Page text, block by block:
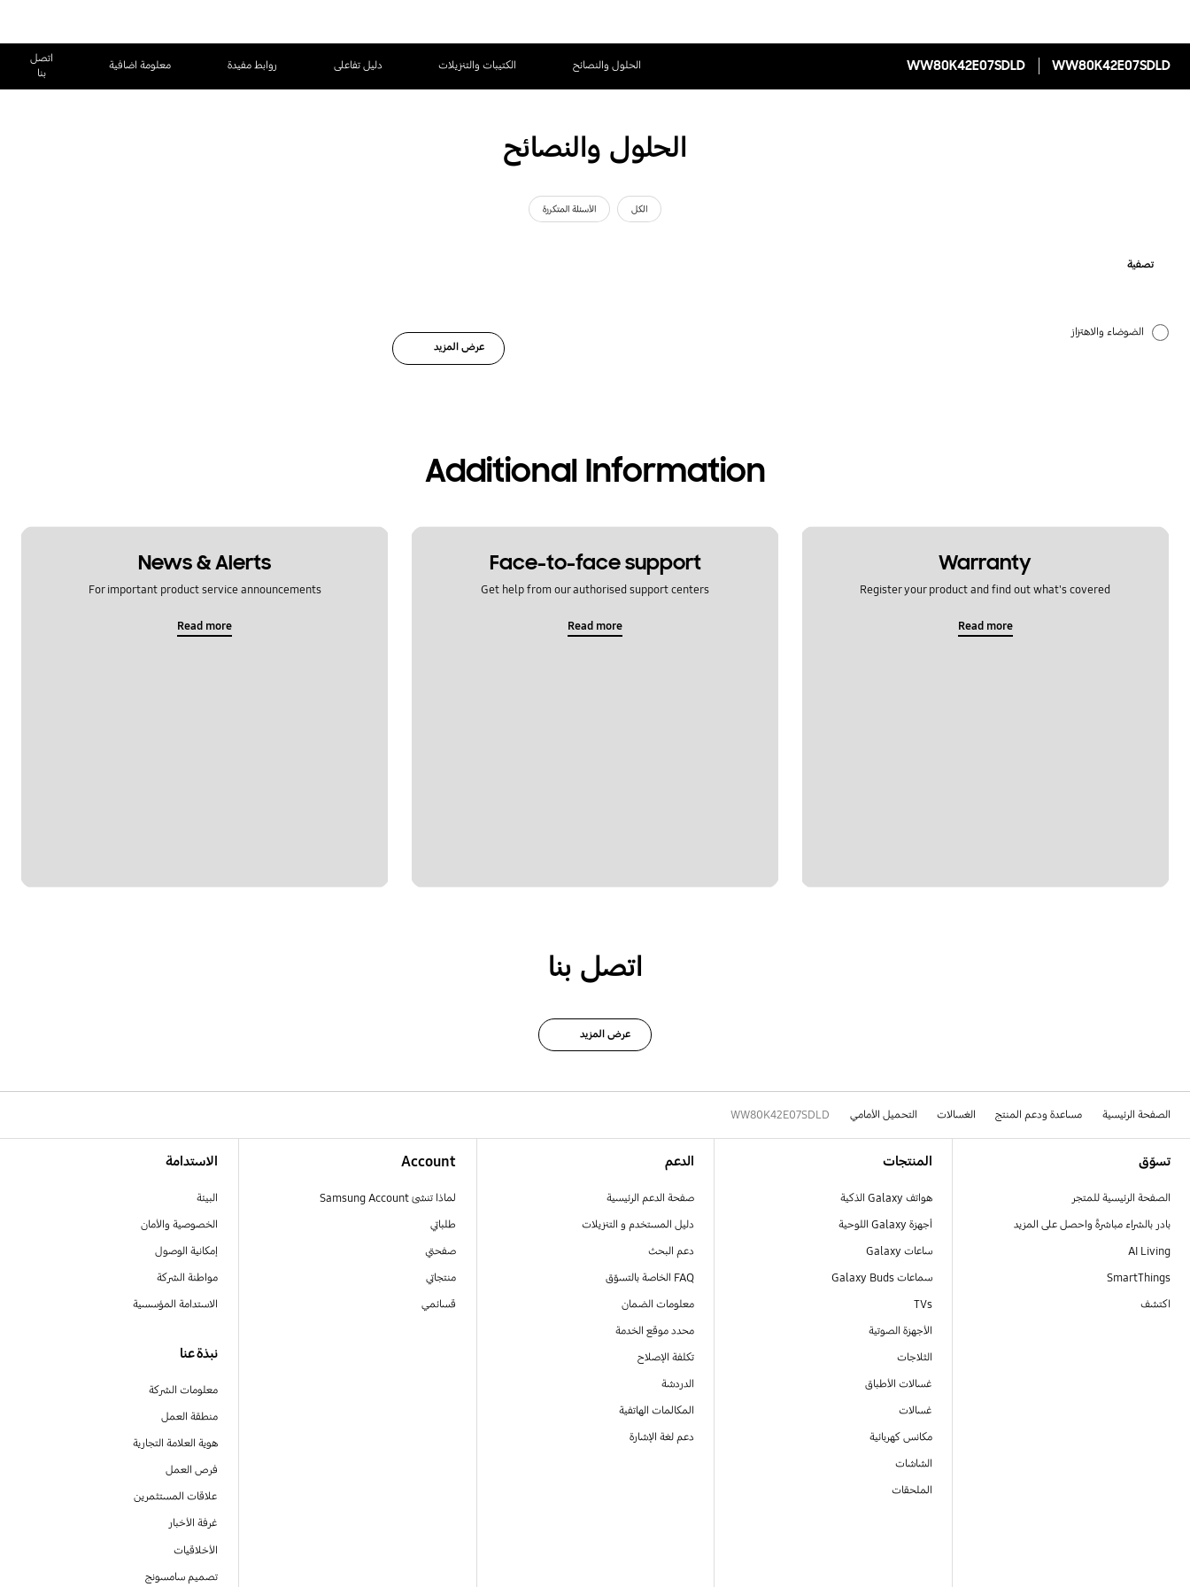
WW80K42E07SDLD
WW80K42E07SDLD الحلول والنصائح الكتيبات والتنزيلات دليل تفاعلى روابط مفيدة معلومة اضافية
اتصل
بنا
الحلول والنصائح
الكل الأسئلة المتكررة
تصفية
الضوضاء والاهتزاز
عرض المزيد
Additional Information
Warranty
Register your product and find out what's covered
Read more
Face-to-face support
Get help from our authorised support centers
Read more
News & Alerts
For important product service announcements
Read more
اتصل بنا
عرض المزيد
الصفحة الرئيسية مساعدة ودعم المنتج الغسالات التحميل الأمامي WW80K42E07SDLD
تسوّق
الصفحة الرئيسية للمتجر
بادر بالشراء مباشرةً واحصل على المزيد
AI Living
SmartThings
اكتشف
المنتجات
هواتف Galaxy الذكية
أجهزة Galaxy اللوحية
ساعات Galaxy
سماعات Galaxy Buds
TVs
الأجهزة الصوتية
الثلاجات
غسالات الأطباق
غسالات
مكانس كهربائية
الشاشات
الملحقات
الدعم
صفحة الدعم الرئيسية
دليل المستخدم و التنزيلات
دعم البحث
FAQ الخاصة بالتسوّق
معلومات الضمان
محدد موقع الخدمة
تكلفة الإصلاح
الدردشة
المكالمات الهاتفية
دعم لغة الإشارة
Account
لماذا تنشئ Samsung Account
طلباتي
صفحتي
منتجاتي
قسائمي
الاستدامة
البيئة
الخصوصية والأمان
إمكانية الوصول
مواطنة الشركة
الاستدامة المؤسسية
نبذة عنا
معلومات الشركة
منطقة العمل
هوية العلامة التجارية
فرص العمل
علاقات المستثمرين
غرفة الأخبار
الأخلاقيات
تصميم سامسونج